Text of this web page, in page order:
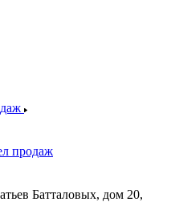
продаж
Батталовых, дом 20,